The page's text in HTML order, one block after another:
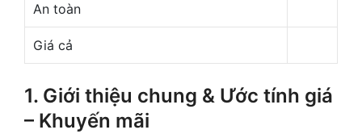
An toàn
Giá cả
1. Giới thiệu chung & Ước tính giá
– Khuyến mãi